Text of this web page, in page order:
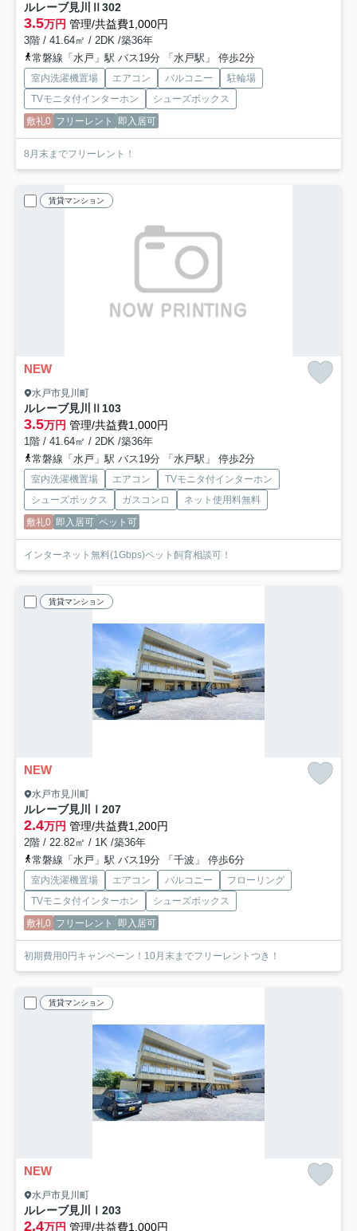
ルレーブ見川Ⅱ 302
3.5万円 管理/共益費1,000円
3階 / 41.64㎡ / 2DK /築36年
常磐線「水戸」駅 バス19分 「水戸駅」 停歩2分
室内洗濯機置場 エアコン バルコニー
駐輪場
TVモニタ付インターホン
シューズボックス
敷礼0 フリーレント 即入居可
8月末までフリーレント！
賃貸マンション
NEW
水戸市見川町
ルレーブ見川Ⅱ 103
3.5万円 管理/共益費1,000円
1階 / 41.64㎡ / 2DK /築36年
常磐線「水戸」駅 バス19分 「水戸駅」 停歩2分
室内洗濯機置場 エアコン
TVモニタ付インターホン
シューズボックス
ガスコンロ
ネット使用料無料
敷礼0 即入居可 ペット可
インターネット無料(1Gbps)ペット飼育相談可！
賃貸マンション
NEW
水戸市見川町
ルレーブ見川Ⅰ 207
2.4万円 管理/共益費1,200円
2階 / 22.82㎡ / 1K /築36年
常磐線「水戸」駅 バス19分 「千波」 停歩6分
室内洗濯機置場 エアコン バルコニー
フローリング
TVモニタ付インターホン
シューズボックス
敷礼0 フリーレント 即入居可
初期費用0円キャンペーン！10月末までフリーレントつき！
賃貸マンション
NEW
水戸市見川町
ルレーブ見川Ⅰ 203
2.4万円 管理/共益費1,000円